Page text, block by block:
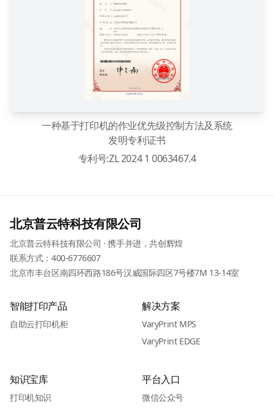
一种基于打印机的作业优先级控制方法及系统
发明专利证书
专利号:ZL 2024 1 0063467.4
北京普云特科技有限公司
北京普云特科技有限公司 · 携手并进，共创辉煌
联系方式： 400-6776607
北京市丰台区南四环西路186号汉威国际四区7号楼7M 13-14室
智能打印产品
自助云打印机柜
解决方案
VaryPrint MPS
VaryPrint EDGE
知识宝库
打印机知识
平台入口
微信公众号